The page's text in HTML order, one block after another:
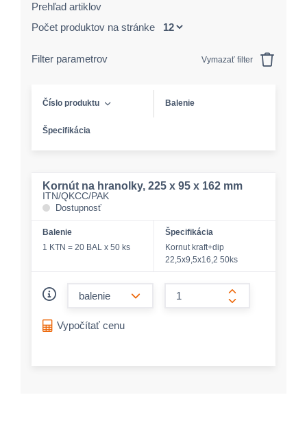
Prehľad artiklov
Počet produktov na stránke
Filter parametrov Vymazať filter
Číslo produktu Balenie
Špecifikácia
Kornút na hranolky, 225 x 95 x 162 mm
ITN/QKCC/PAK
Dostupnosť
Balenie
1 KTN = 20 BAL x 50 ks
Špecifikácia
Kornut kraft+dip
22,5x9,5x16,2 50ks
form.increase-
Vypočítať cenu